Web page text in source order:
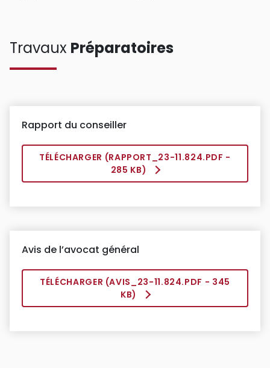
Travaux Préparatoires
Rapport du conseiller
TÉLÉCHARGER (RAPPORT_23-11.824.PDF -
285 KB)
Avis de l’avocat général
TÉLÉCHARGER (AVIS_23-11.824.PDF - 345
KB)